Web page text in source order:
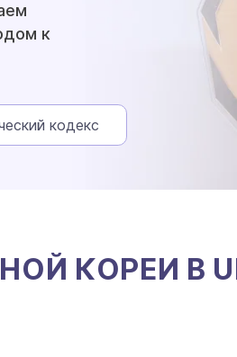
к
кодекс
КОРЕИ В